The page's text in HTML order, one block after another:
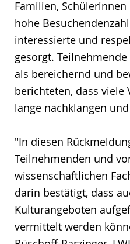
Familien,
hohe
interessierte und
gesorgt.
als bereichernd und
berichteten, dass viele
lange nachklangen
"In diesen
Teilnehmenden und
wissenschaftlichen
darin bestätigt, dass
Kulturangeboten
vermittelt werden